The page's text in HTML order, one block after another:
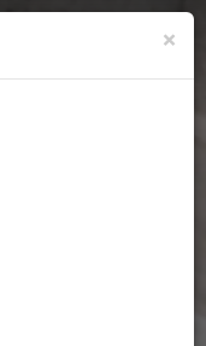
×
18+